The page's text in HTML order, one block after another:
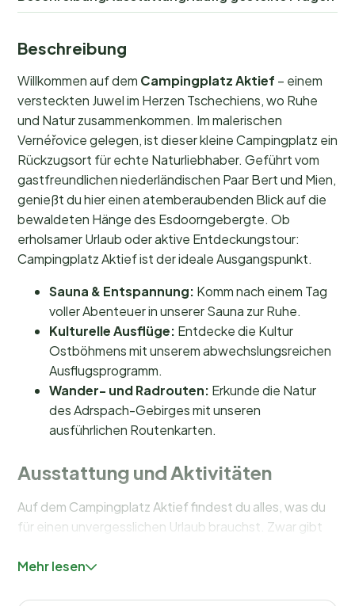
Beschreibung
Willkommen auf dem Campingplatz Aktief – einem
versteckten Juwel im Herzen Tschechiens, wo Ruhe
und Natur zusammenkommen. Im malerischen
Vernéřovice gelegen, ist dieser kleine Campingplatz ein
Rückzugsort für echte Naturliebhaber. Geführt vom
gastfreundlichen niederländischen Paar Bert und Mien,
genießt du hier einen atemberaubenden Blick auf die
bewaldeten Hänge des Esdoorngebergte. Ob
erholsamer Urlaub oder aktive Entdeckungstour:
Campingplatz Aktief ist der ideale Ausgangspunkt.
Sauna & Entspannung: Komm nach einem Tag
voller Abenteuer in unserer Sauna zur Ruhe.
Kulturelle Ausflüge: Entdecke die Kultur
Ostböhmens mit unserem abwechslungsreichen
Ausflugsprogramm.
Wander- und Radrouten: Erkunde die Natur
des Adrspach-Gebirges mit unseren
ausführlichen Routenkarten.
Ausstattung und Aktivitäten
Auf dem Campingplatz Aktief findest du alles, was du
für einen unvergesslichen Urlaub brauchst. Zwar gibt
großzügiges Freibad befindet sich in kurzer
Mehr lesen